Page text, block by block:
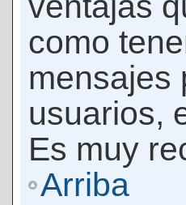
como
mensajes
usuarios,
Es muy
Arriba